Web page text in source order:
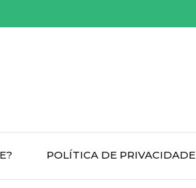
POLÍTICA DE PRIVACIDADE